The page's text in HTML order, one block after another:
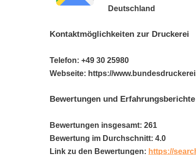
Deutschland
Kontaktmöglichkeiten zur Druckerei
Telefon: +49 30 25980
Webseite: https://
Bewertungen und
Bewertungen insgesamt: 261
Bewertung im Durchschnitt: 4.0
Link zu den Bewertungen: https://